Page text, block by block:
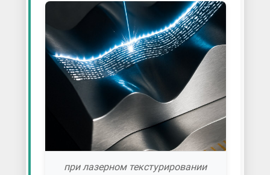
при лазерном текстурировании